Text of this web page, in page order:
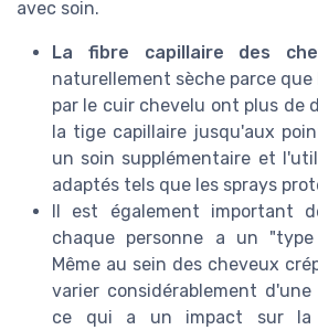
avec soin.
La fibre capillaire des
naturellement sèche parce
par le cuir chevelu ont plus de
la tige capillaire jusqu'aux
un soin supplémentaire et
adaptés tels que les sprays
Il est également important
chaque personne a un
Même au sein des cheveux
varier considérablement
ce qui a un impact sur la